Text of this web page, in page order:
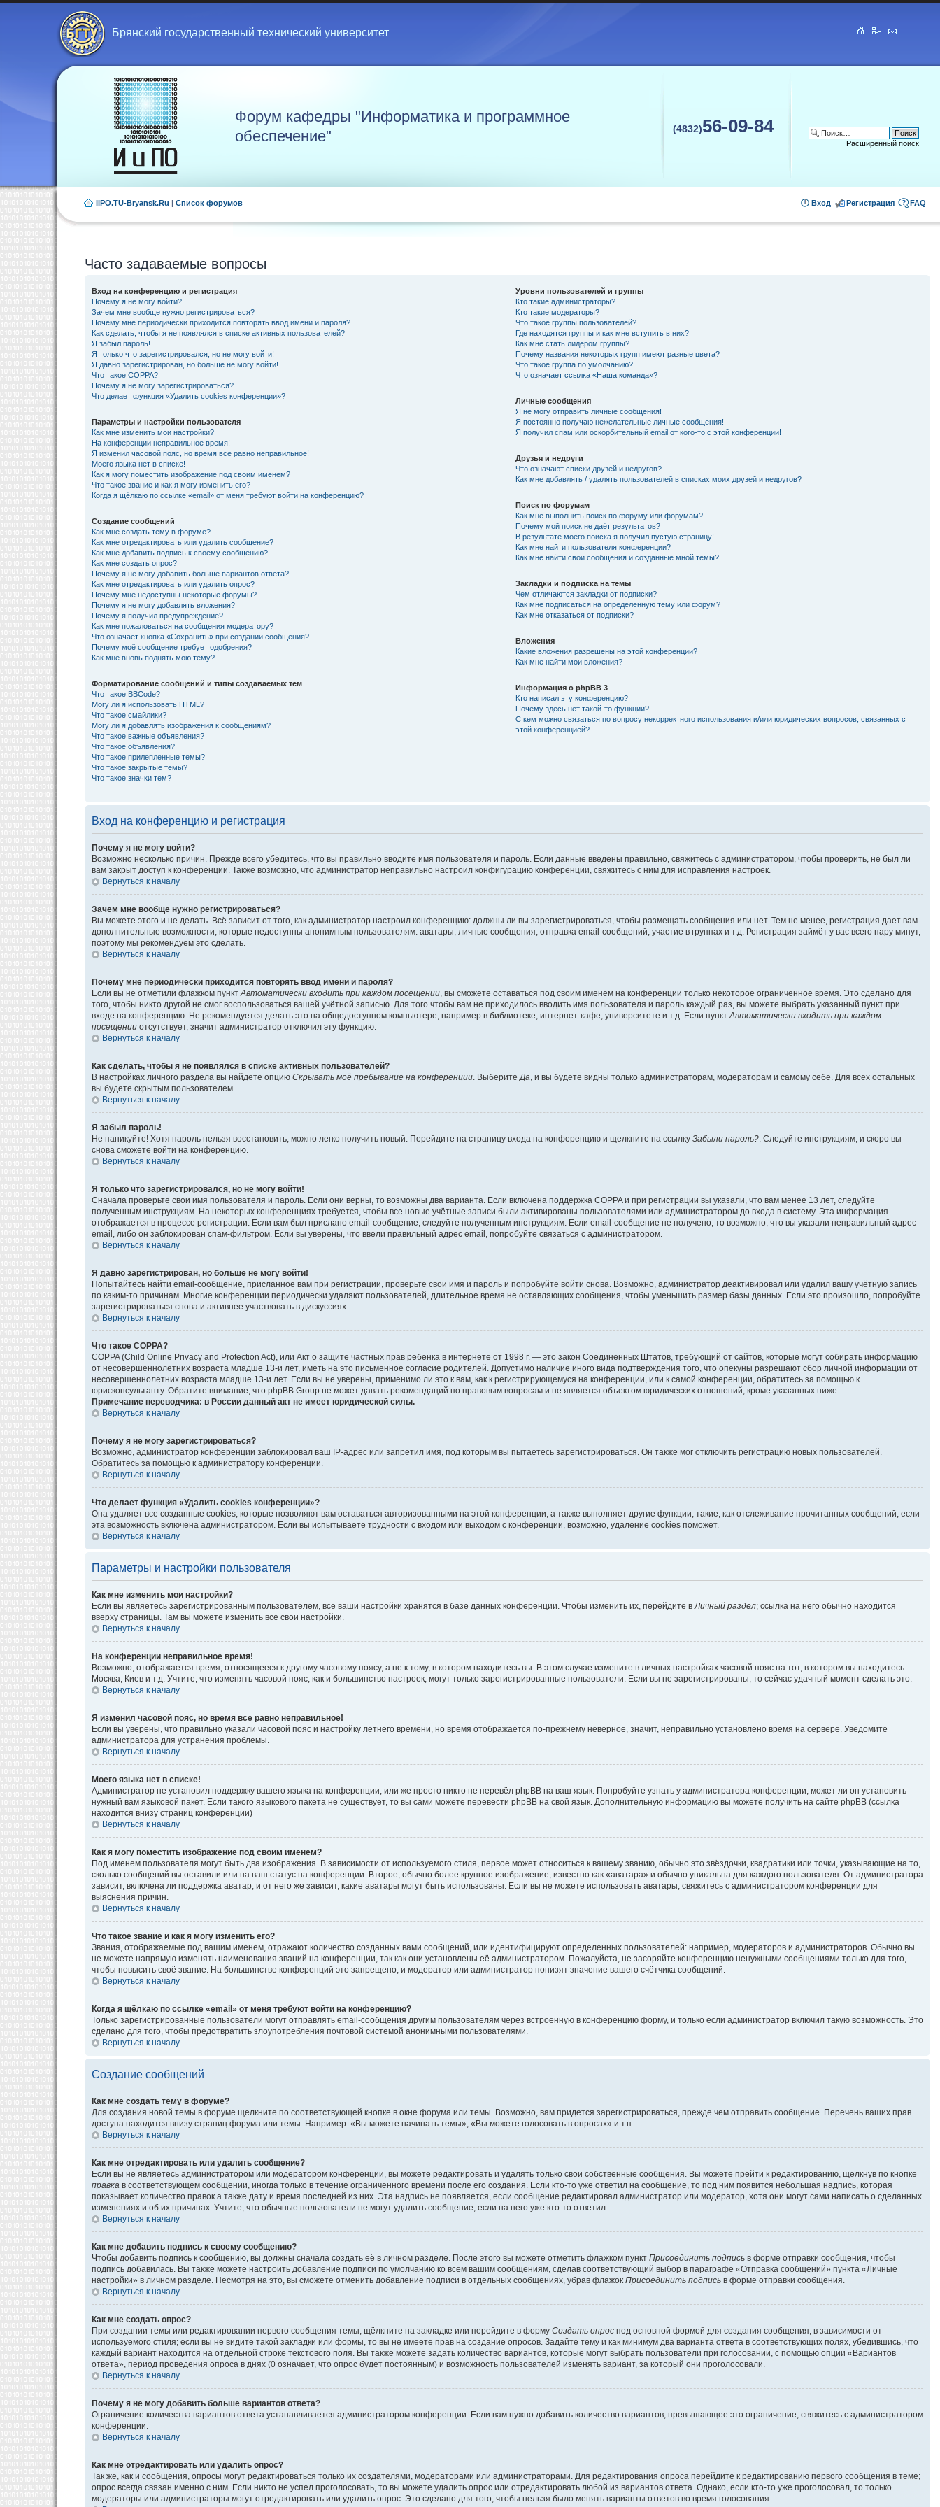
Брянский государственный технический университет
Форум кафедры "Информатика и программное
обеспечение"
(4832)56-09-84
Расширенный поиск
IIPO.TU-Bryansk.Ru | Список форумов FAQ
Регистрация
Вход
Часто задаваемые вопросы
Вход на конференцию и регистрация
Почему я не могу войти?
Зачем мне вообще нужно регистрироваться?
Почему мне периодически приходится повторять ввод имени и пароля?
Как сделать, чтобы я не появлялся в списке активных пользователей?
Я забыл пароль!
Я только что зарегистрировался, но не могу войти!
Я давно зарегистрирован, но больше не могу войти!
Что такое COPPA?
Почему я не могу зарегистрироваться?
Что делает функция «Удалить cookies конференции»?
Параметры и настройки пользователя
Как мне изменить мои настройки?
На конференции неправильное время!
Я изменил часовой пояс, но время все равно неправильное!
Моего языка нет в списке!
Как я могу поместить изображение под своим именем?
Что такое звание и как я могу изменить его?
Когда я щёлкаю по ссылке «email» от меня требуют войти на конференцию?
Создание сообщений
Как мне создать тему в форуме?
Как мне отредактировать или удалить сообщение?
Как мне добавить подпись к своему сообщению?
Как мне создать опрос?
Почему я не могу добавить больше вариантов ответа?
Как мне отредактировать или удалить опрос?
Почему мне недоступны некоторые форумы?
Почему я не могу добавлять вложения?
Почему я получил предупреждение?
Как мне пожаловаться на сообщения модератору?
Что означает кнопка «Сохранить» при создании сообщения?
Почему моё сообщение требует одобрения?
Как мне вновь поднять мою тему?
Форматирование сообщений и типы создаваемых тем
Что такое BBCode?
Могу ли я использовать HTML?
Что такое смайлики?
Могу ли я добавлять изображения к сообщениям?
Что такое важные объявления?
Что такое объявления?
Что такое прилепленные темы?
Что такое закрытые темы?
Что такое значки тем?
Уровни пользователей и группы
Кто такие администраторы?
Кто такие модераторы?
Что такое группы пользователей?
Где находятся группы и как мне вступить в них?
Как мне стать лидером группы?
Почему названия некоторых групп имеют разные цвета?
Что такое группа по умолчанию?
Что означает ссылка «Наша команда»?
Личные сообщения
Я не могу отправить личные сообщения!
Я постоянно получаю нежелательные личные сообщения!
Я получил спам или оскорбительный email от кого-то с этой конференции!
Друзья и недруги
Что означают списки друзей и недругов?
Как мне добавлять / удалять пользователей в списках моих друзей и недругов?
Поиск по форумам
Как мне выполнить поиск по форуму или форумам?
Почему мой поиск не даёт результатов?
В результате моего поиска я получил пустую страницу!
Как мне найти пользователя конференции?
Как мне найти свои сообщения и созданные мной темы?
Закладки и подписка на темы
Чем отличаются закладки от подписки?
Как мне подписаться на определённую тему или форум?
Как мне отказаться от подписки?
Вложения
Какие вложения разрешены на этой конференции?
Как мне найти мои вложения?
Информация о phpBB 3
Кто написал эту конференцию?
Почему здесь нет такой-то функции?
С кем можно связаться по вопросу некорректного использования и/или юридических вопросов, связанных с
этой конференцией?
Вход на конференцию и регистрация
Почему я не могу войти?
Возможно несколько причин. Прежде всего убедитесь, что вы правильно вводите имя пользователя и пароль. Если данные введены правильно, свяжитесь с администратором, чтобы проверить, не был ли
вам закрыт доступ к конференции. Также возможно, что администратор неправильно настроил конфигурацию конференции, свяжитесь с ним для исправления настроек.
Вернуться к началу
Зачем мне вообще нужно регистрироваться?
Вы можете этого и не делать. Всё зависит от того, как администратор настроил конференцию: должны ли вы зарегистрироваться, чтобы размещать сообщения или нет. Тем не менее, регистрация дает вам
дополнительные возможности, которые недоступны анонимным пользователям: аватары, личные сообщения, отправка email-сообщений, участие в группах и т.д. Регистрация займёт у вас всего пару минут,
поэтому мы рекомендуем это сделать.
Вернуться к началу
Почему мне периодически приходится повторять ввод имени и пароля?
Если вы не отметили флажком пунктАвтоматически входить при каждом посещении, вы сможете оставаться под своим именем на конференции только некоторое ограниченное время. Это сделано для
того, чтобы никто другой не смог воспользоваться вашей учётной записью. Для того чтобы вам не приходилось вводить имя пользователя и пароль каждый раз, вы можете выбрать указанный пункт при
входе на конференцию. Не рекомендуется делать это на общедоступном компьютере, например в библиотеке, интернет-кафе, университете и т.д. Если пунктАвтоматически входить при каждом
посещении отсутствует, значит администратор отключил эту функцию.
Вернуться к началу
Как сделать, чтобы я не появлялся в списке активных пользователей?
В настройках личного раздела вы найдете опцию Скрывать моё пребывание на конференции. ВыберитеДа, и вы будете видны только администраторам, модераторам и самому себе. Для всех остальных
вы будете скрытым пользователем.
Вернуться к началу
Я забыл пароль!
Не паникуйте! Хотя пароль нельзя восстановить, можно легко получить новый. Перейдите на страницу входа на конференцию и щелкните на ссылку Забыли пароль?. Следуйте инструкциям, и скоро вы
снова сможете войти на конференцию.
Вернуться к началу
Я только что зарегистрировался, но не могу войти!
Сначала проверьте свои имя пользователя и пароль. Если они верны, то возможны два варианта. Если включена поддержка COPPA и при регистрации вы указали, что вам менее 13 лет, следуйте
полученным инструкциям. На некоторых конференциях требуется, чтобы все новые учётные записи были активированы пользователями или администратором до входа в систему. Эта информация
отображается в процессе регистрации. Если вам был прислано email-сообщение, следуйте полученным инструкциям. Если email-сообщение не получено, то возможно, что вы указали неправильный адрес
email, либо он заблокирован спам-фильтром. Если вы уверены, что ввели правильный адрес email, попробуйте связаться с администратором.
Вернуться к началу
Я давно зарегистрирован, но больше не могу войти!
Попытайтесь найти email-сообщение, присланное вам при регистрации, проверьте свои имя и пароль и попробуйте войти снова. Возможно, администратор деактивировал или удалил вашу учётную запись
по каким-то причинам. Многие конференции периодически удаляют пользователей, длительное время не оставляющих сообщения, чтобы уменьшить размер базы данных. Если это произошло, попробуйте
зарегистрироваться снова и активнее участвовать в дискуссиях.
Вернуться к началу
Что такое COPPA?
COPPA (Child Online Privacy and Protection Act), или Акт о защите частных прав ребенка в интернете от 1998 г. — это закон Соединенных Штатов, требующий от сайтов, которые могут собирать информацию
от несовершеннолетних возраста младше 13-и лет, иметь на это письменное согласие родителей. Допустимо наличие иного вида подтверждения того, что опекуны разрешают сбор личной информации от
несовершеннолетних возраста младше 13-и лет. Если вы не уверены, применимо ли это к вам, как к регистрирующемуся на конференции, или к самой конференции, обратитесь за помощью к
юрисконсультанту. Обратите внимание, что phpBB Group не может давать рекомендаций по правовым вопросам и не является объектом юридических отношений, кроме указанных ниже.
Примечание переводчика: в России данный акт не имеет юридической силы.
Вернуться к началу
Почему я не могу зарегистрироваться?
Возможно, администратор конференции заблокировал ваш IP-адрес или запретил имя, под которым вы пытаетесь зарегистрироваться. Он также мог отключить регистрацию новых пользователей.
Обратитесь за помощью к администратору конференции.
Вернуться к началу
Что делает функция «Удалить cookies конференции»?
Она удаляет все созданные cookies, которые позволяют вам оставаться авторизованными на этой конференции, а также выполняет другие функции, такие, как отслеживание прочитанных сообщений, если
эта возможность включена администратором. Если вы испытываете трудности с входом или выходом с конференции, возможно, удаление cookies поможет.
Вернуться к началу
Параметры и настройки пользователя
Как мне изменить мои настройки?
Если вы являетесь зарегистрированным пользователем, все ваши настройки хранятся в базе данных конференции. Чтобы изменить их, перейдите вЛичный раздел; ссылка на него обычно находится
вверху страницы. Там вы можете изменить все свои настройки.
Вернуться к началу
На конференции неправильное время!
Возможно, отображается время, относящееся к другому часовому поясу, а не к тому, в котором находитесь вы. В этом случае измените в личных настройках часовой пояс на тот, в котором вы находитесь:
Москва, Киев и т.д. Учтите, что изменять часовой пояс, как и большинство настроек, могут только зарегистрированные пользователи. Если вы не зарегистрированы, то сейчас удачный момент сделать это.
Вернуться к началу
Я изменил часовой пояс, но время все равно неправильное!
Если вы уверены, что правильно указали часовой пояс и настройку летнего времени, но время отображается по-прежнему неверное, значит, неправильно установлено время на сервере. Уведомите
администратора для устранения проблемы.
Вернуться к началу
Моего языка нет в списке!
Администратор не установил поддержку вашего языка на конференции, или же просто никто не перевёл phpBB на ваш язык. Попробуйте узнать у администратора конференции, может ли он установить
нужный вам языковой пакет. Если такого языкового пакета не существует, то вы сами можете перевести phpBB на свой язык. Дополнительную информацию вы можете получить на сайте phpBB (ссылка
находится внизу страниц конференции)
Вернуться к началу
Как я могу поместить изображение под своим именем?
Под именем пользователя могут быть два изображения. В зависимости от используемого стиля, первое может относиться к вашему званию, обычно это звёздочки, квадратики или точки, указывающие на то,
сколько сообщений вы оставили или на ваш статус на конференции. Второе, обычно более крупное изображение, известно как «аватара» и обычно уникальна для каждого пользователя. От администратора
зависит, включена ли поддержка аватар, и от него же зависит, какие аватары могут быть использованы. Если вы не можете использовать аватары, свяжитесь с администратором конференции для
выяснения причин.
Вернуться к началу
Что такое звание и как я могу изменить его?
Звания, отображаемые под вашим именем, отражают количество созданных вами сообщений, или идентифицируют определенных пользователей: например, модераторов и администраторов. Обычно вы
не можете напрямую изменять наименования званий на конференции, так как они установлены её администратором. Пожалуйста, не засоряйте конференцию ненужными сообщениями только для того,
чтобы повысить своё звание. На большинстве конференций это запрещено, и модератор или администратор понизят значение вашего счётчика сообщений.
Вернуться к началу
Когда я щёлкаю по ссылке «email» от меня требуют войти на конференцию?
Только зарегистрированные пользователи могут отправлять email-сообщения другим пользователям через встроенную в конференцию форму, и только если администратор включил такую возможность. Это
сделано для того, чтобы предотвратить злоупотребления почтовой системой анонимными пользователями.
Вернуться к началу
Создание сообщений
Как мне создать тему в форуме?
Для создания новой темы в форуме щелкните по соответствующей кнопке в окне форума или темы. Возможно, вам придется зарегистрироваться, прежде чем отправить сообщение. Перечень ваших прав
доступа находится внизу страниц форума или темы. Например: «Вы можете начинать темы», «Вы можете голосовать в опросах» и т.п.
Вернуться к началу
Как мне отредактировать или удалить сообщение?
Если вы не являетесь администратором или модератором конференции, вы можете редактировать и удалять только свои собственные сообщения. Вы можете прейти к редактированию, щелкнув по кнопке
правка в соответствующем сообщении, иногда только в течение ограниченного времени после его создания. Если кто-то уже ответил на сообщение, то под ним появится небольшая надпись, которая
показывает количество правок а также дату и время последней из них. Эта надпись не появляется, если сообщение редактировал администратор или модератор, хотя они могут сами написать о сделанных
изменениях и об их причинах. Учтите, что обычные пользователи не могут удалить сообщение, если на него уже кто-то ответил.
Вернуться к началу
Как мне добавить подпись к своему сообщению?
Чтобы добавить подпись к сообщению, вы должны сначала создать её в личном разделе. После этого вы можете отметить флажком пункт Присоединить подпись в форме отправки сообщения, чтобы
подпись добавилась. Вы также можете настроить добавление подписи по умолчанию ко всем вашим сообщениям, сделав соответствующий выбор в параграфе «Отправка сообщений» пункта «Личные
настройки» в личном разделе. Несмотря на это, вы сможете отменить добавление подписи в отдельных сообщениях, убрав флажок Присоединить подпись в форме отправки сообщения.
Вернуться к началу
Как мне создать опрос?
При создании темы или редактировании первого сообщения темы, щёлкните на закладке или перейдите в форму Создать опрос под основной формой для создания сообщения, в зависимости от
используемого стиля; если вы не видите такой закладки или формы, то вы не имеете прав на создание опросов. Задайте тему и как минимум два варианта ответа в соответствующих полях, убедившись, что
каждый вариант находится на отдельной строке текстового поля. Вы также можете задать количество вариантов, которые могут выбрать пользователи при голосовании, с помощью опции «Вариантов
ответа», период проведения опроса в днях (0 означает, что опрос будет постоянным) и возможность пользователей изменять вариант, за который они проголосовали.
Вернуться к началу
Почему я не могу добавить больше вариантов ответа?
Ограничение количества вариантов ответа устанавливается администратором конференции. Если вам нужно добавить количество вариантов, превышающее это ограничение, свяжитесь с администратором
конференции.
Вернуться к началу
Как мне отредактировать или удалить опрос?
Так же, как и сообщения, опросы могут редактироваться только их создателями, модераторами или администраторами. Для редактирования опроса перейдите к редактированию первого сообщения в теме;
опрос всегда связан именно с ним. Если никто не успел проголосовать, то вы можете удалить опрос или отредактировать любой из вариантов ответа. Однако, если кто-то уже проголосовал, то только
модераторы или администраторы могут отредактировать или удалить опрос. Это сделано для того, чтобы нельзя было менять варианты ответов во время голосования.